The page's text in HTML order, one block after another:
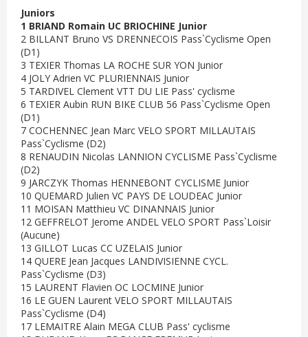
Juniors
1 BRIAND Romain UC BRIOCHINE Junior
2 BILLANT Bruno VS DRENNECOIS Pass`Cyclisme Open
(D1)
3 TEXIER Thomas LA ROCHE SUR YON Junior
4 JOLY Adrien VC PLURIENNAIS Junior
5 TARDIVEL Clement VTT DU LIE Pass' cyclisme
6 TEXIER Aubin RUN BIKE CLUB 56 Pass`Cyclisme Open
(D1)
7 COCHENNEC Jean Marc VELO SPORT MILLAUTAIS
Pass`Cyclisme (D2)
8 RENAUDIN Nicolas LANNION CYCLISME Pass`Cyclisme
(D2)
9 JARCZYK Thomas HENNEBONT CYCLISME Junior
10 QUEMARD Julien VC PAYS DE LOUDEAC Junior
11 MOISAN Matthieu VC DINANNAIS Junior
12 GEFFRELOT Jerome ANDEL VELO SPORT Pass`Loisir
(Aucune)
13 GILLOT Lucas CC UZELAIS Junior
14 QUERE Jean Jacques LANDIVISIENNE CYCL.
Pass`Cyclisme (D3)
15 LAURENT Flavien OC LOCMINE Junior
16 LE GUEN Laurent VELO SPORT MILLAUTAIS
Pass`Cyclisme (D4)
17 LEMAITRE Alain MEGA CLUB Pass' cyclisme